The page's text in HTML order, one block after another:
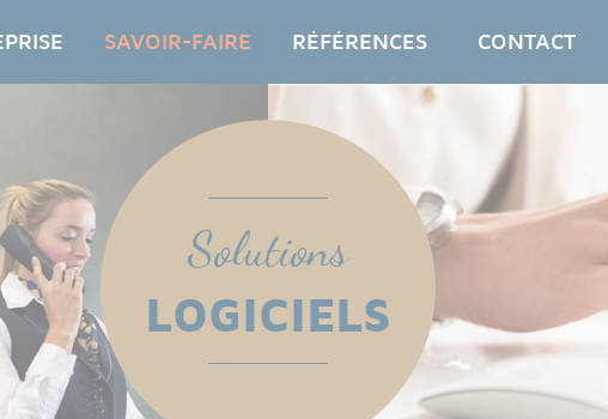
SAVOIR-FAIRE RÉFÉRENCES CONTACT
Solutions
LOGICIELS